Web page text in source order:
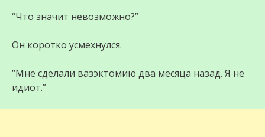
“Что значит невозможно?”
Он коротко усмехнулся.
“Мне сделали вазэктомию два месяца назад. Я не
идиот.”